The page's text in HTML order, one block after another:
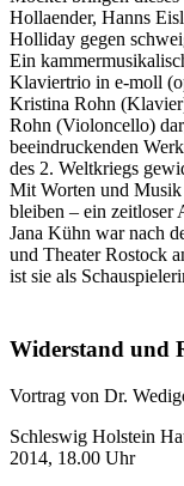
Hollaender, Hanns
Holliday gegen
Ein
Klaviertrio in e-moll
Kristina Rohn
Rohn (Violoncello)
beeindruckenden
des 2. Weltkriegs
Mit Worten und Musik
bleiben – ein zeitloser
Jana Kühn war nach
und Theater Rostock
ist sie als
Widerstand und
Vortrag von Dr.
Schleswig Holstein
2014, 18.00 Uhr